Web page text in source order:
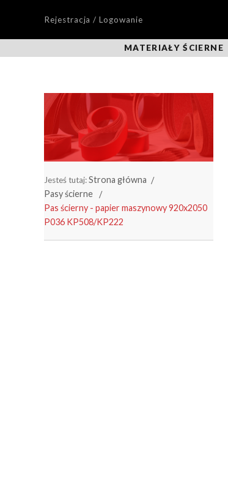
Rejestracja / Logowanie
MATERIAŁY ŚCIERNE
Jesteś tutaj:Strona główna
Pasy ścierne
Pas ścierny - papier maszynowy 920x2050
P036 KP508/KP222